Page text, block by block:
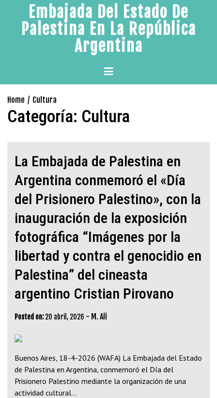
content
Embajada Del Estado De
Palestina En La República
Argentina
Primary
Menu
Home Cultura
Categoría: Cultura
La Embajada de Palestina en
Argentina conmemoró el «Día
del Prisionero Palestino», con la
inauguración de la exposición
fotográfica “Imágenes por la
libertad y contra el genocidio en
Palestina” del cineasta
argentino Cristian Pirovano
Posted on: 20 abril, 2026 - M. Ali
Buenos Aires, 18-4-2026 (WAFA) La Embajada del Estado
de Palestina en Argentina, conmemoró el Día del
Prisionero Palestino mediante la organización de una
actividad cultural…